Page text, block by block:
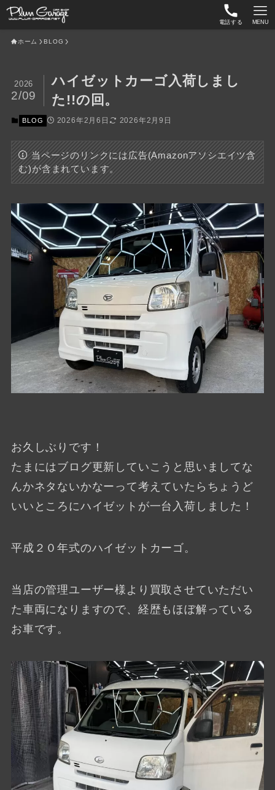
電話する MENU
ホーム BLOG
ハイゼットカーゴ入荷しまし
た!!の回。
2026
2/09
BLOG 2026年2月6日 2026年2月9日
当ページのリンクには広告(Amazonアソシエイツ含
む)が含まれています。
お久しぶりです！
たまにはブログ更新していこうと思いましてな
んかネタないかなーって考えていたらちょうど
いいところにハイゼットが一台入荷しました！
平成２０年式のハイゼットカーゴ。
当店の管理ユーザー様より買取させていただい
た車両になりますので、経歴もほぼ解っている
お車です。